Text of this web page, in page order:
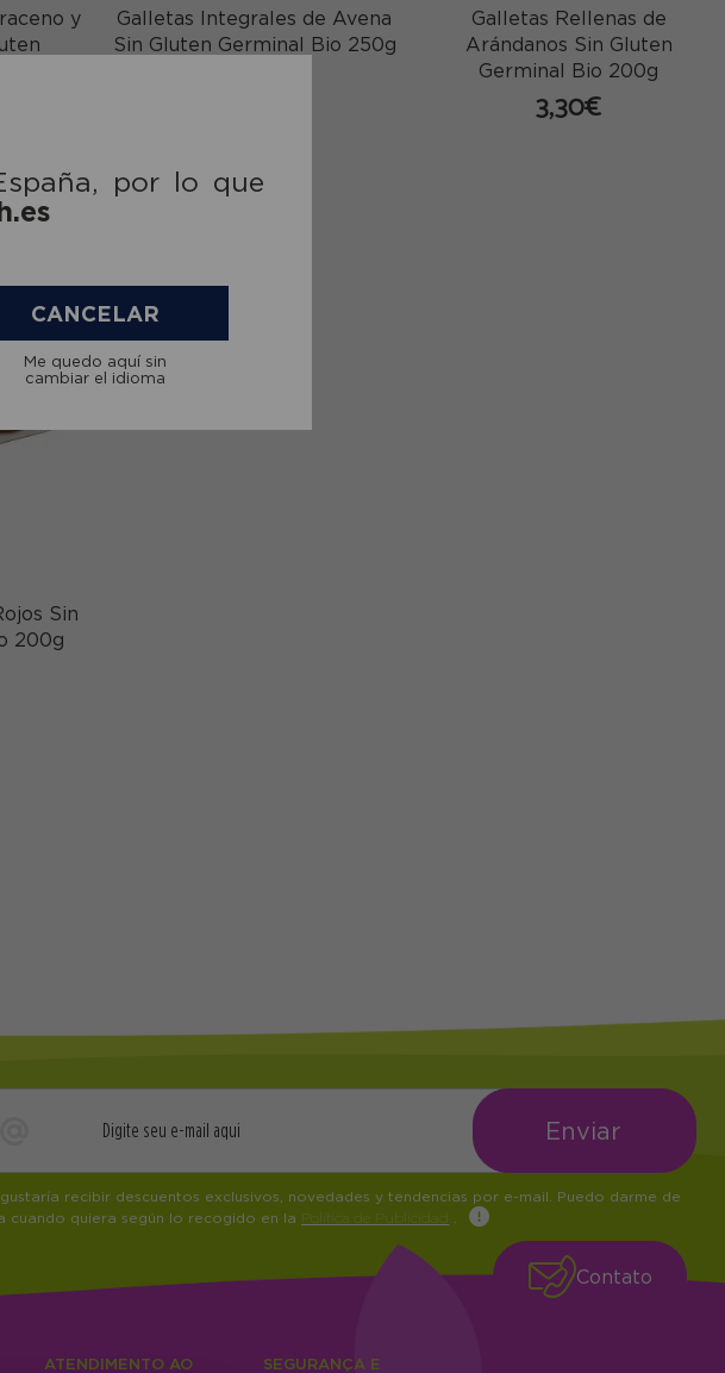
y
Galletas Integrales de Avena
Sin Gluten Germinal Bio 250g
Galletas Rellenas de
Arándanos Sin Gluten
Germinal Bio 200g
3,30€
Sin
200g
gustaría recibir descuentos exclusivos, novedades y tendencias por e-mail. Puedo darme de
cuando quiera según lo recogido en la Política de Publicidad
ATENDIMENTO AO SEGURANÇA E
Contato
por lo que
CANCELAR
Me quedo aquí sin
cambiar el idioma